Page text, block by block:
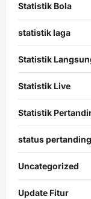
Statistik Bola
statistik laga
Statistik
Statistik Live
Statistik
status
Uncategorized
Update Fitur